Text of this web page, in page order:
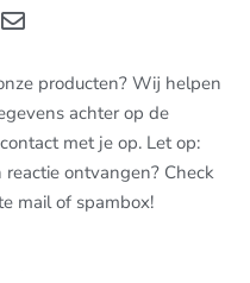
producten? Wij helpen
achter op de
met je op. Let op:
ontvangen? Check
mail of spambox!